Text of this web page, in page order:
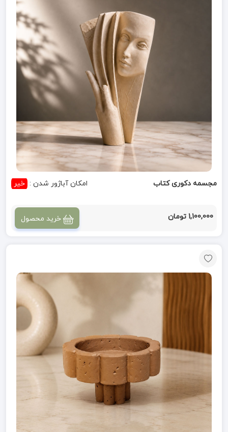
مجسمه دکوری کتاب امکان آباژور شدن : خیر
1,100,000 تومان خرید محصول